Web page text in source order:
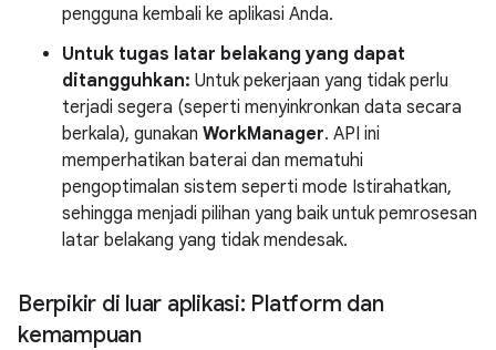
pengguna kembali ke aplikasi Anda.
Untuk tugas latar belakang yang dapat
ditangguhkan: Untuk pekerjaan yang tidak perlu
terjadi segera (seperti menyinkronkan data secara
berkala), gunakan WorkManager. API ini
memperhatikan baterai dan mematuhi
pengoptimalan sistem seperti mode Istirahatkan,
sehingga menjadi pilihan yang baik untuk pemrosesan
latar belakang yang tidak mendesak.
Berpikir di luar aplikasi: Platform dan
kemampuan